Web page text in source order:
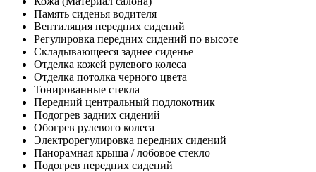
Память сиденья водителя
Вентиляция передних сидений
Регулировка передних сидений по высоте
Складывающееся заднее сиденье
Отделка кожей рулевого колеса
Отделка потолка черного цвета
Тонированные стекла
Передний центральный подлокотник
Подогрев задних сидений
Обогрев рулевого колеса
Электрорегулировка передних сидений
Панорамная крыша / лобовое стекло
Подогрев передних сидений